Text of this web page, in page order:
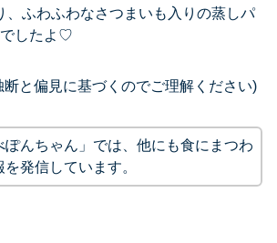
、ふわふわなさつまいも入りの蒸しパ
でしたよ♡
断と偏見に基づくのでご理解ください)
ぽんちゃん」では、他にも食にまつわ
を発信しています。